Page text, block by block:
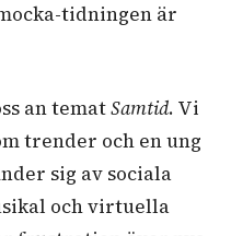
tidningen är
an tematSamtid. Vi
trender och en ung
sig av sociala
och virtuella